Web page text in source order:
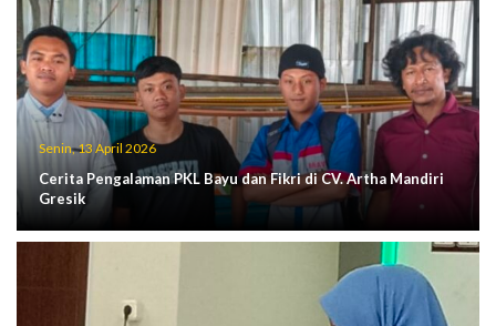
Senin, 13 April 2026
Cerita Pengalaman PKL Bayu dan Fikri di CV. Artha Mandiri
Gresik